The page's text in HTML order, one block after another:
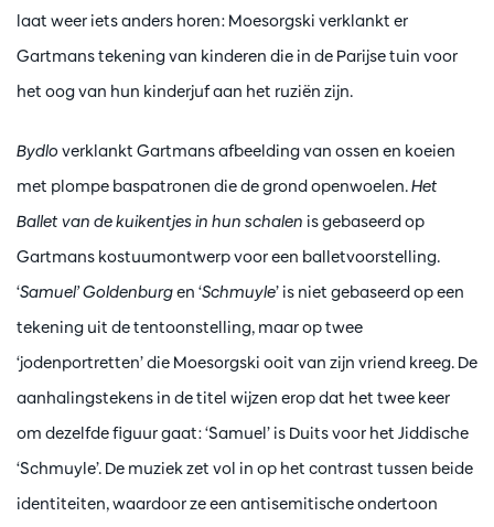
laat weer iets anders horen: Moesorgski verklankt er
Gartmans tekening van kinderen die in de Parijse tuin voor
het oog van hun kinderjuf aan het ruziën zijn.
Bydlo verklankt Gartmans afbeelding van ossen en koeien
met plompe baspatronen die de grond openwoelen.Het
Ballet van de kuikentjes in hun schalen is gebaseerd op
Gartmans kostuumontwerp voor een balletvoorstelling.
‘Samuel’ Goldenburgen ‘Schmuyle’ is niet gebaseerd op een
tekening uit de tentoonstelling, maar op twee
‘jodenportretten’ die Moesorgski ooit van zijn vriend kreeg. De
aanhalingstekens in de titel wijzen erop dat het twee keer
om dezelfde figuur gaat: ‘Samuel’ is Duits voor het Jiddische
‘Schmuyle’. De muziek zet vol in op het contrast tussen beide
identiteiten, waardoor ze een antisemitische ondertoon